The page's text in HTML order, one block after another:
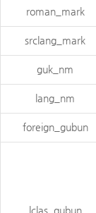
roman_mark
srclang_mark
guk_nm
lang_nm
foreign_gubun
lclas_gubun